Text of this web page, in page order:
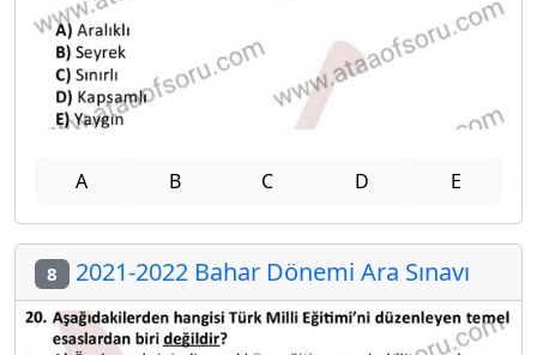
A B C D E
8 2021-2022 Bahar Dönemi Ara Sınavı